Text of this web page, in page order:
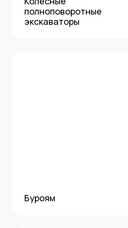
полноповоротные
экскаваторы
Буроям